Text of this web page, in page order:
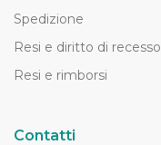
Spedizione
Resi e diritto di recesso
Resi e rimborsi
Contatti